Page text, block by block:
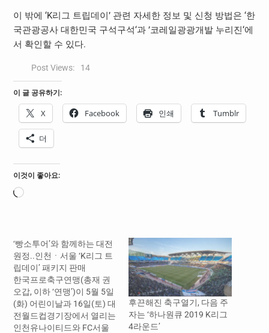
이 밖에 ‘K리그 트립데이’ 관련 자세한 정보 및 신청 방법은 ‘한
국관광공사 대한민국 구석구석‘과 ’코레일광광개발 누리진‘에
서 확인할 수 있다.
Post Views: 14
이 글 공유하기:
X Facebook 인쇄 Tumblr
더
이것이 좋아요:
로
‘빵소투어’와 함께하는 대전
원정..인천ㆍ서울 ‘K리그 트
립데이’ 패키지 판매
한국프로축구연맹(총재 권
오갑, 이하 ‘연맹’)이 5월 5일
(화) 어린이날과 16일(토) 대
전월드컵경기장에서 열리는
인천유나이티드와 FC서울
후끈해진 축구열기, 다음 주
자는 ‘하나원큐 2019 K리그
4라운드’